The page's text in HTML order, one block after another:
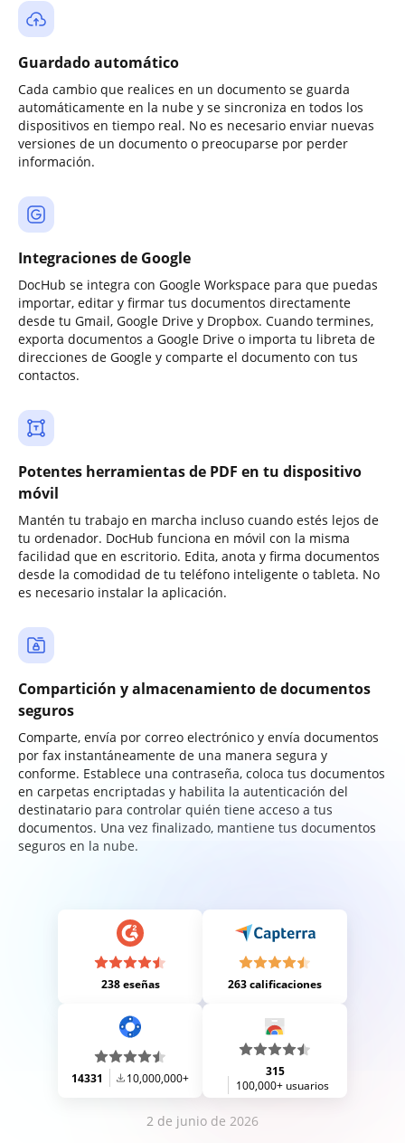
Guardado automático
Cada cambio que realices en un documento se guarda
automáticamente en la nube y se sincroniza en todos los
dispositivos en tiempo real. No es necesario enviar nuevas
versiones de un documento o preocuparse por perder
información.
Integraciones de Google
DocHub se integra con Google Workspace para que puedas
importar, editar y firmar tus documentos directamente
desde tu Gmail, Google Drive y Dropbox. Cuando termines,
exporta documentos a Google Drive o importa tu libreta de
direcciones de Google y comparte el documento con tus
contactos.
Potentes herramientas de PDF en tu dispositivo
móvil
Mantén tu trabajo en marcha incluso cuando estés lejos de
tu ordenador. DocHub funciona en móvil con la misma
facilidad que en escritorio. Edita, anota y firma documentos
desde la comodidad de tu teléfono inteligente o tableta. No
es necesario instalar la aplicación.
Compartición y almacenamiento de documentos
seguros
Comparte, envía por correo electrónico y envía documentos
por fax instantáneamente de una manera segura y
conforme. Establece una contraseña, coloca tus documentos
en carpetas encriptadas y habilita la autenticación del
destinatario para controlar quién tiene acceso a tus
documentos. Una vez finalizado, mantiene tus documentos
seguros en la nube.
238 eseñas 263 calificaciones
14331 10,000,000+
315
100,000+ usuarios
2 de junio de 2026